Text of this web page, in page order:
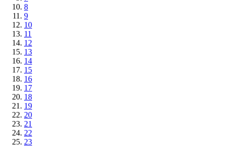
8
9
10
11
12
13
14
15
16
17
18
19
20
21
22
23